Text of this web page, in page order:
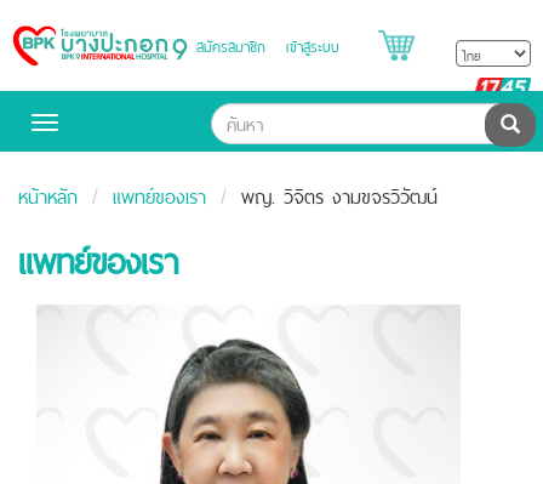
Bangpakok
Hospital
สมัครสมาชิก เข้าสู่ระบบ
Toggle
ค้น
หน้าหลัก แพทย์ของเรา พญ. วิจิตร งามขจรวิวัฒน์
แพทย์ของเรา